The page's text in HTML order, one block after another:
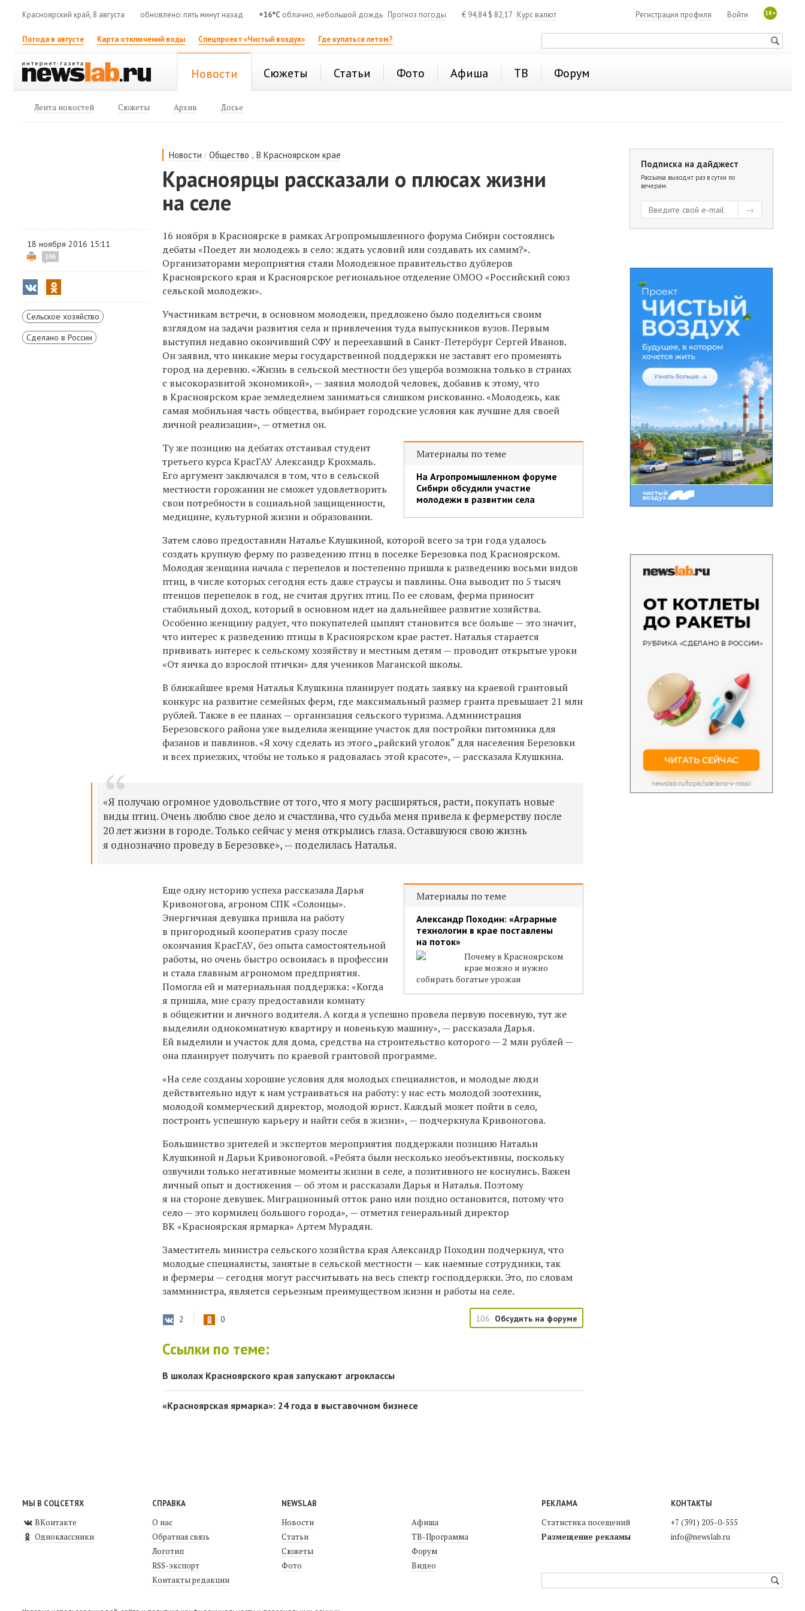
Красноярский край, 8 августа обновлено: пять минут назад +16°C облачно, небольшой дождь Прогноз погоды € 94,84$ 82,17 Курс валют 18+
Войти
Регистрация профиля
Погода в августе Карта отключений воды Спецпроект «Чистый воздух» Где купаться летом?
Новости Сюжеты Статьи Фото Афиша ТВ Форум
Лента новостей Сюжеты Архив Досье
Новости /Общество ,В Красноярском крае
Красноярцы рассказали о плюсах жизни
на селе
18 ноября 2016 15:11
106
Сельское хозяйство
Сделано в России
16 ноября в Красноярске в рамках Агропромышленного форума Сибири состоялись
дебаты «Поедет ли молодежь в село: ждать условий или создавать их самим?».
Организаторами мероприятия стали Молодежное правительство дублеров
Красноярского края и Красноярское региональное отделение ОМОО «Российский союз
сельской молодежи».
Участникам встречи, в основном молодежи, предложено было поделиться своим
взглядом на задачи развития села и привлечения туда выпускников вузов. Первым
выступил недавно окончивший СФУ и переехавший в Санкт-Петербург Сергей Иванов.
Он заявил, что никакие меры государственной поддержки не заставят его променять
город на деревню. «Жизнь в сельской местности без ущерба возможна только в странах
с высокоразвитой экономикой», — заявил молодой человек, добавив к этому, что
в Красноярском крае земледелием заниматься слишком рискованно. «Молодежь, как
самая мобильная часть общества, выбирает городские условия как лучшие для своей
личной реализации», — отметил он.
Материалы по теме
На Агропромышленном форуме
Сибири обсудили участие
молодежи в развитии села
Ту же позицию на дебатах отстаивал студент
третьего курса КрасГАУ Александр Крохмаль.
Его аргумент заключался в том, что в сельской
местности горожанин не сможет удовлетворить
свои потребности в социальной защищенности,
медицине, культурной жизни и образовании.
Затем слово предоставили Наталье Клушкиной, которой всего за три года удалось
создать крупную ферму по разведению птиц в поселке Березовка под Красноярском.
Молодая женщина начала с перепелов и постепенно пришла к разведению восьми видов
птиц, в числе которых сегодня есть даже страусы и павлины. Она выводит по 5 тысяч
птенцов перепелок в год, не считая других птиц. По ее словам, ферма приносит
стабильный доход, который в основном идет на дальнейшее развитие хозяйства.
Особенно женщину радует, что покупателей цыплят становится все больше — это значит,
что интерес к разведению птицы в Красноярском крае растет. Наталья старается
прививать интерес к сельскому хозяйству и местным детям — проводит открытые уроки
«От яичка до взрослой птички» для учеников Маганской школы.
В ближайшее время Наталья Клушкина планирует подать заявку на краевой грантовый
конкурс на развитие семейных ферм, где максимальный размер гранта превышает 21 млн
рублей. Также в ее планах — организация сельского туризма. Администрация
Березовского района уже выделила женщине участок для постройки питомника для
фазанов и павлинов. «Я хочу сделать из этого „райский уголок“ для населения Березовки
и всех приезжих, чтобы не только я радовалась этой красоте», — рассказала Клушкина.
«Я получаю огромное удовольствие от того, что я могу расширяться, расти, покупать новые
виды птиц. Очень люблю свое дело и счастлива, что судьба меня привела к фермерству после
20 лет жизни в городе. Только сейчас у меня открылись глаза. Оставшуюся свою жизнь
я однозначно проведу в Березовке», — поделилась Наталья.
Материалы по теме
Александр Походин: «Аграрные
технологии в крае поставлены
на поток»
Почему в Красноярском
крае можно и нужно
собирать богатые урожаи
Еще одну историю успеха рассказала Дарья
Кривоногова, агроном СПК «Солонцы».
Энергичная девушка пришла на работу
в пригородный кооператив сразу после
окончания КрасГАУ, без опыта самостоятельной
работы, но очень быстро освоилась в профессии
и стала главным агрономом предприятия.
Помогла ей и материальная поддержка: «Когда
я пришла, мне сразу предоставили комнату
в общежитии и личного водителя. А когда я успешно провела первую посевную, тут же
выделили однокомнатную квартиру и новенькую машину», — рассказала Дарья.
Ей выделили и участок для дома, средства на строительство которого — 2 млн рублей —
она планирует получить по краевой грантовой программе.
«На селе созданы хорошие условия для молодых специалистов, и молодые люди
действительно идут к нам устраиваться на работу: у нас есть молодой зоотехник,
молодой коммерческий директор, молодой юрист. Каждый может пойти в село,
построить успешную карьеру и найти себя в жизни», — подчеркнула Кривоногова.
Большинство зрителей и экспертов мероприятия поддержали позицию Натальи
Клушкиной и Дарьи Кривоноговой. «Ребята были несколько необъективны, поскольку
озвучили только негативные моменты жизни в селе, а позитивного не коснулись. Важен
личный опыт и достижения — об этом и рассказали Дарья и Наталья. Поэтому
я на стороне девушек. Миграционный отток рано или поздно остановится, потому что
село — это кормилец большого города», — отметил генеральный директор
ВК «Красноярская ярмарка» Артем Мурадян.
Заместитель министра сельского хозяйства края Александр Походин подчеркнул, что
молодые специалисты, занятые в сельской местности — как наемные сотрудники, так
и фермеры — сегодня могут рассчитывать на весь спектр господдержки. Это, по словам
замминистра, является серьезным преимуществом жизни и работы на селе.
2 0 106 Обсудить на форуме
Ссылки по теме:
В школах Красноярского края запускают агроклассы
«Красноярская ярмарка»: 24 года в выставочном бизнесе
Подписка на дайджест
Рассылка выходит раз в сутки по
вечерам.
МЫ В СОЦСЕТЯХ
ВКонтакте
Одноклассники
СПРАВКА
О нас
Обратная связь
Логотип
RSS-экспорт
Контакты редакции
NEWSLAB
Новости
Статьи
Сюжеты
Фото
Афиша
ТВ-Программа
Форум
Видео
РЕКЛАМА
Статистика посещений
Размещение рекламы
КОНТАКТЫ
+7 (391) 205-0-555
info@newslab.ru